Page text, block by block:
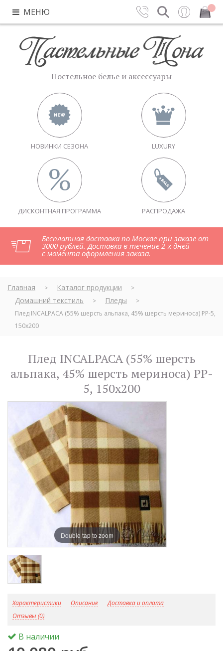
МЕНЮ Вход Закрыть
Постельное белье и аксессуары
НОВИНКИ СЕЗОНА LUXURY
ДИСКОНТНАЯ ПРОГРАММА РАСПРОДАЖА
Бесплатная доставка по Москве при заказе от
3000 рублей. Доставка в течение 2-х дней
с момента оформления заказа.
Главная > Каталог продукции >
Домашний текстиль > Пледы
>
Плед INCALPACA (55% шерсть альпака, 45% шерсть мериноса) PP-5,
150x200
Плед INCALPACA (55% шерсть
альпака, 45% шерсть мериноса) PP-
5, 150x200
Double tap to zoom
Характеристики Описание
Доставка и оплата
Отзывы (0)
В наличии